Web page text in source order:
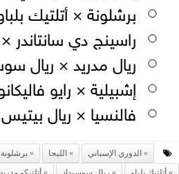
برشلونة × أتلتيك
راسينج دي سانتاندر ×
ريال مدريد × ريال
إشبيلية × رايو
فالنسيا × ريال
الدوري الإسباني الليجا برشلونة